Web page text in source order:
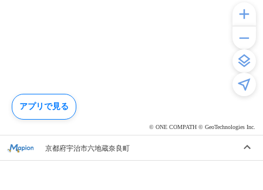
© ONE COMPATH © GeoTechnologies Inc.
京都府宇治市六地蔵奈良町
アプリで見る